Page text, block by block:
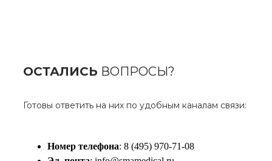
ОСТАЛИСЬ ВОПРОСЫ?
Готовы ответить на них по удобным каналам связи:
Номер телефона: 8 (495) 970-71-08